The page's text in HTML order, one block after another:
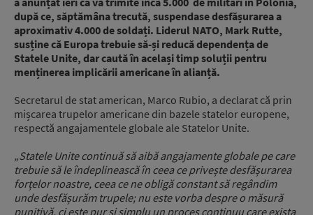
după ce, săptămâna trecută, suspendase desfășurarea a
aproximativ 4.000 de soldați. Liderul NATO, Mark Rutte,
susține că Europa trebuie să-și reducă dependența de
Statele Unite, dar caută în același timp soluții pentru
menținerea implicării americane în alianță.
Secretarul de stat american, Marco Rubio, a declarat că prin
mișcarea trupelor americane din bazele statelor europene,
respectă angajamentele globale ale Statelor Unite.
„Statele Unite continuă să aibă angajamente globale pe care
trebuie să le îndeplinească în ceea ce privește desfășurarea
forțelor noastre, ceea ce ne obligă constant să regândim
unde desfășurăm trupele; nu este vorba despre o măsură
punitivă, ci este pur și simplu un proces continuu care exista